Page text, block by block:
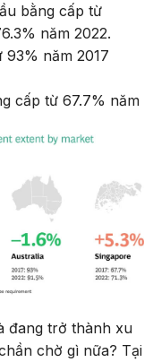
bằng cấp từ
năm 2022.
93% năm 2017
cấp từ 67.7% năm
đang trở thành xu
chờ gì nữa? Tại